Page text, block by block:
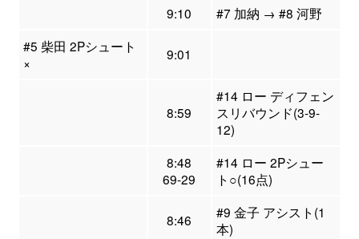
9:10
#7 加納 → #8 河野
#5 柴田 2Pシュート
×
9:01
8:59
#14 ロー ディフェン
スリバウンド(3-9-
12)
8:48
69-29
#14 ロー 2Pシュー
ト○(16点)
8:46
#9 金子 アシスト(1
本)